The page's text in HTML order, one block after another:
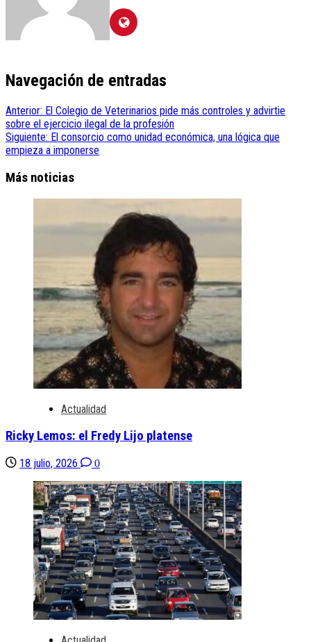
Navegación de entradas
Anterior: El Colegio de Veterinarios pide más controles y advirtie
sobre el ejercicio ilegal de la profesión
Siguiente: El consorcio como unidad económica, una lógica que
empieza a imponerse
Más noticias
Actualidad
Ricky Lemos: el Fredy Lijo platense
18 julio, 2026 0